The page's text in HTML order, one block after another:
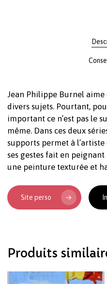
Votre
Jean Philippe Burnel
divers sujets. Pourtant,
important ce n’est pas le
même. Dans ces deux
supports permet à
ses gestes fait en
une peinture texturée et
Site perso
Produits